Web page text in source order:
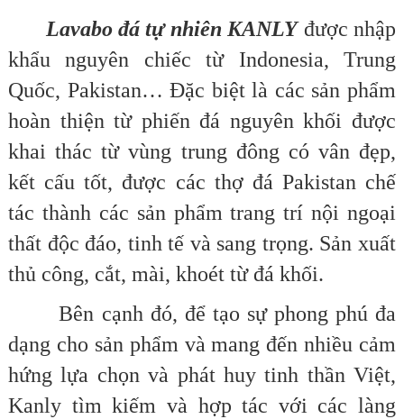
Lavabo đá tự nhiên KANLYđược nhập
khẩu nguyên chiếc từ Indonesia, Trung
Quốc, Pakistan… Đặc biệt là các sản phẩm
hoàn thiện từ phiến đá nguyên khối được
khai thác từ vùng trung đông có vân đẹp,
kết cấu tốt, được các thợ đá Pakistan chế
tác thành các sản phẩm trang trí nội ngoại
thất độc đáo, tinh tế và sang trọng. Sản xuất
thủ công, cắt, mài, khoét từ đá khối.
Bên cạnh đó, để tạo sự phong phú đa
dạng cho sản phẩm và mang đến nhiều cảm
hứng lựa chọn và phát huy tinh thần Việt,
Kanly tìm kiếm và hợp tác với các làng